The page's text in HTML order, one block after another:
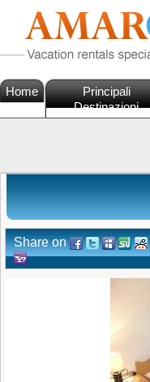
Home
Principali
Destinazioni
Share on